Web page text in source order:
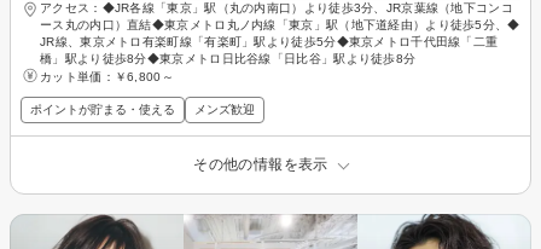
アクセス：◆JR各線「東京」駅（丸の内南口）より徒歩3分、JR京葉線（地下コンコ
ース丸の内口）直結◆東京メトロ丸ノ内線「東京」駅（地下道経由）より徒歩5分、◆
JR線、東京メトロ有楽町線「有楽町」駅より徒歩5分◆東京メトロ千代田線「二重
橋」駅より徒歩8分◆東京メトロ日比谷線「日比谷」駅より徒歩8分
カット単価： ￥6,800～
ポイントが貯まる・使える メンズ歓迎
その他の情報を表示